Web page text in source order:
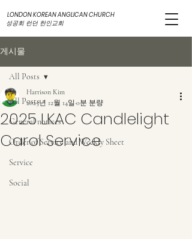
LONDON KOREAN ANGLICAN CHURCH
성공회 런던 한인교회
게시물
All Posts
General notices
Order of Service and Weekly Sheet
Service
Social
All Posts
2025 LKAC Candlelight
Carol Service
Harrison Kim
2025년 12월 14일 0분 분량